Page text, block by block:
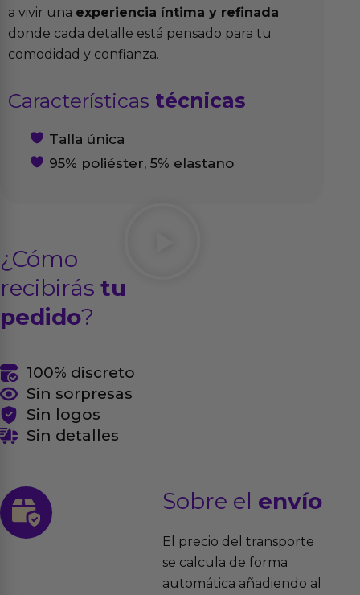
a vivir una experiencia íntima y refinada
donde cada detalle está pensado para tu
comodidad y confianza.
Características técnicas
Talla única
95% poliéster, 5% elastano
¿Cómo
recibirás tu
pedido?
100% discreto
Sin sorpresas
Sin logos
Sin detalles
Sobre el envío
El precio del transporte
se calcula de forma
automática añadiendo al